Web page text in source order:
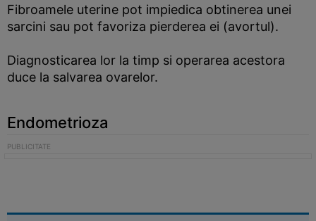
Fibroamele uterine pot impiedica obtinerea unei
sarcini sau pot favoriza pierderea ei (avortul).
Diagnosticarea lor la timp si operarea acestora
duce la salvarea ovarelor.
Endometrioza